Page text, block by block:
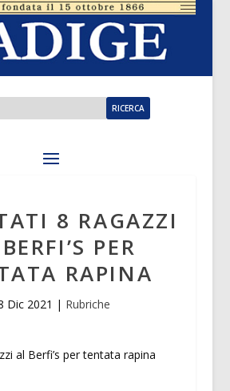
8 RAGAZZI
PER
RAPINA
Dic 2021 | Rubriche